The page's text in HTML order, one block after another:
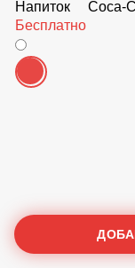
Напиток
Бесплатно